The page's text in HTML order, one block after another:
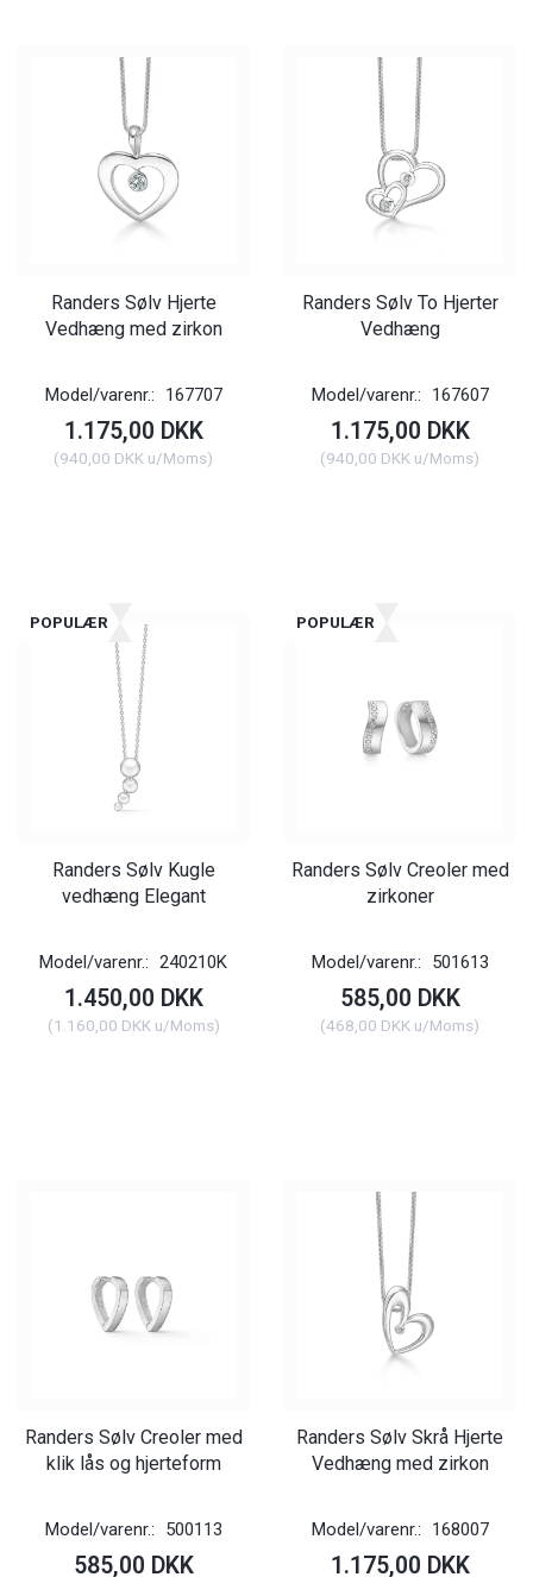
Randers Sølv Hjerte
Vedhæng med zirkon
Model/varenr.: 167707
1.175,00 DKK
(940,00 DKK u/Moms)
Randers Sølv To Hjerter
Vedhæng
Model/varenr.: 167607
1.175,00 DKK
(940,00 DKK u/Moms)
POPULÆR
Randers Sølv Kugle
vedhæng Elegant
Model/varenr.: 240210K
1.450,00 DKK
(1.160,00 DKKu/Moms)
POPULÆR
Randers Sølv Creoler med
zirkoner
Model/varenr.: 501613
585,00 DKK
(468,00 DKK u/Moms)
Randers Sølv Creoler med
klik lås og hjerteform
Model/varenr.: 500113
585,00 DKK
Randers Sølv Skrå Hjerte
Vedhæng med zirkon
Model/varenr.: 168007
1.175,00 DKK